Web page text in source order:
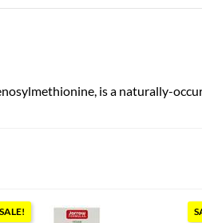
is a naturally-
SALE!